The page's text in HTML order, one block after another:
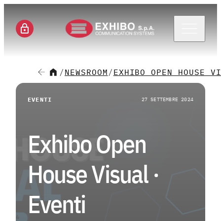
/ NEWSROOM / EXHIBO OPEN HOUSE
EVENTI 27 SETTEMBRE 2024
Exhibo Open
House Visual ·
Eventi